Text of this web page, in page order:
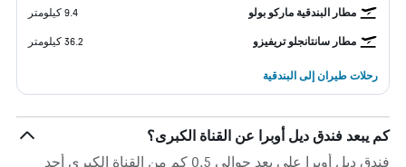
مطار البندقية ماركو بولو 9.4 كيلومتر
مطار سانتانجلو تريفيزو 36.2 كيلومتر
رحلات طيران إلى البندقية
كم يبعد فندق ديل أوبرا عن القناة الكبرى؟
فندق ديل أوبرا على بعد حوالي 0.5 كم من القناة الكبرى أحد